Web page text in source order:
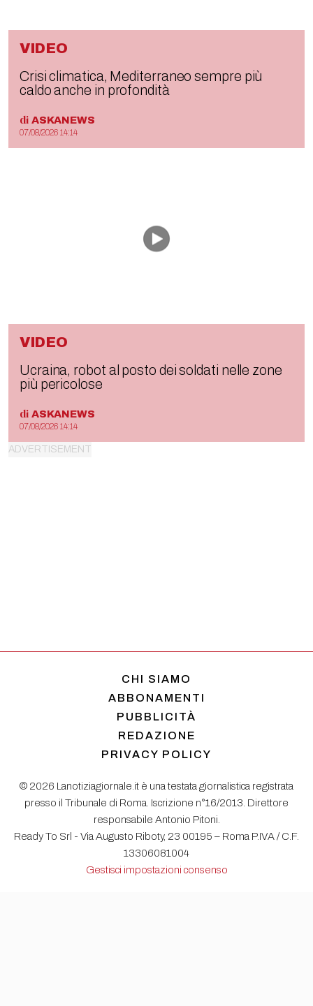
VIDEO
Crisi climatica, Mediterraneo sempre più
caldo anche in profondità
di ASKANEWS
07/08/2026 14:14
VIDEO
Ucraina, robot al posto dei soldati nelle zone
più pericolose
di ASKANEWS
07/08/2026 14:14
CHI SIAMO
ABBONAMENTI
PUBBLICITÀ
REDAZIONE
PRIVACY POLICY
© 2026 Lanotiziagiornale.it è una testata giornalistica registrata
presso il Tribunale di Roma. Iscrizione n°16/2013. Direttore
responsabile Antonio Pitoni.
Ready To Srl - Via Augusto Riboty, 23 00195 – Roma P.IVA / C.F.
13306081004
Gestisci impostazioni consenso